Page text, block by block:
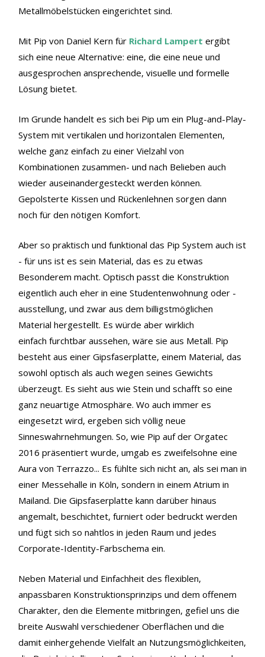
Metallmöbelstücken eingerichtet sind.
Mit Pip von Daniel Kern für Richard Lampert ergibt
sich eine neue Alternative: eine, die eine neue und
ausgesprochen ansprechende, visuelle und formelle
Lösung bietet.
Im Grunde handelt es sich bei Pip um ein Plug-and-Play-
System mit vertikalen und horizontalen Elementen,
welche ganz einfach zu einer Vielzahl von
Kombinationen zusammen- und nach Belieben auch
wieder auseinandergesteckt werden können.
Gepolsterte Kissen und Rückenlehnen sorgen dann
noch für den nötigen Komfort.
Aber so praktisch und funktional das Pip System auch ist
- für uns ist es sein Material, das es zu etwas
Besonderem macht. Optisch passt die Konstruktion
eigentlich auch eher in eine Studentenwohnung oder -
ausstellung, und zwar aus dem billigstmöglichen
Material hergestellt. Es würde aber wirklich
einfach furchtbar aussehen, wäre sie aus Metall. Pip
besteht aus einer Gipsfaserplatte, einem Material, das
sowohl optisch als auch wegen seines Gewichts
überzeugt. Es sieht aus wie Stein und schafft so eine
ganz neuartige Atmosphäre. Wo auch immer es
eingesetzt wird, ergeben sich völlig neue
Sinneswahrnehmungen. So, wie Pip auf der Orgatec
2016 präsentiert wurde, umgab es zweifelsohne eine
Aura von Terrazzo... Es fühlte sich nicht an, als sei man in
einer Messehalle in Köln, sondern in einem Atrium in
Mailand. Die Gipsfaserplatte kann darüber hinaus
angemalt, beschichtet, furniert oder bedruckt werden
und fügt sich so nahtlos in jeden Raum und jedes
Corporate-Identity-Farbschema ein.
Neben Material und Einfachheit des flexiblen,
anpassbaren Konstruktionsprinzips und dem offenem
Charakter, den die Elemente mitbringen, gefiel uns die
breite Auswahl verschiedener Oberflächen und die
damit einhergehende Vielfalt an Nutzungsmöglichkeiten,